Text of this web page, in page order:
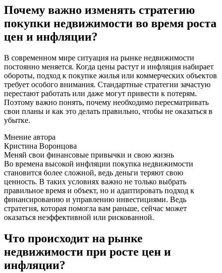
Почему важно изменять стратегию
покупки недвижимости во время роста
цен и инфляции?
В современном мире ситуация на рынке недвижимости
постоянно меняется. Когда цены растут и инфляция набирает
обороты, подход к покупке жилья или коммерческих объектов
требует особого внимания. Стандартные стратегии зачастую
перестают работать или даже могут привести к потерям.
Поэтому важно понять, почему необходимо пересматривать
свои планы и как это делать правильно, чтобы не оказаться в
убытке.
Мнение автора
Кристина Воронцова
Меняй свои финансовые привычки и свою жизнь
Во времена высокой инфляции покупка недвижимости
становится более сложной, ведь деньги теряют свою
ценность. В таких условиях важно не только выбрать
правильное время и объект, но и адаптировать подход к
финансированию и управлению инвестициями. Ведь
стратегия, которая помогла вам раньше, сейчас может
оказаться неэффективной или рискованной.
Что происходит на рынке
недвижимости при росте цен и
инфляции?